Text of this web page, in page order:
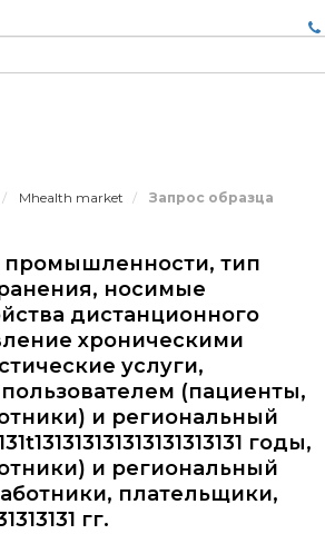
Mhealth market Запрос образца
промышленности, тип
носимые
дистанционного
хроническими
услуги,
(пациенты,
и региональный
годы,
и региональный
плательщики,
гг.